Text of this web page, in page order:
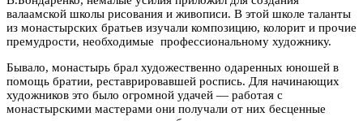
валаамской школы рисования и живописи. В этой школе таланты
из монастырских братьев изучали композицию, колорит и прочие
премудрости, необходимые профессиональному художнику.
Бывало, монастырь брал художественно одаренных юношей в
помощь братии, реставрировавшей роспись. Для начинающих
художников это было огромной удачей — работая с
монастырскими мастерами они получали от них бесценные